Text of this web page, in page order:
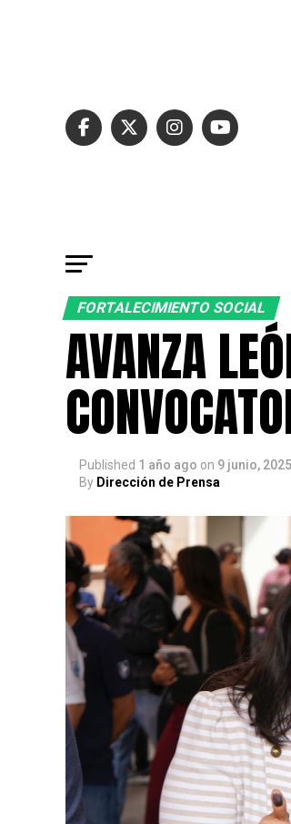
FORTALECIMIENTO SOCIAL
AVANZA
Published 1 año ago on 9 junio, 2025
By Dirección de Prensa